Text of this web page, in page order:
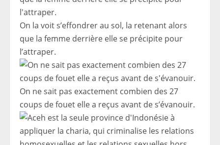
On la voit s’effondrer au sol, la retenant alors
que la femme derrière elle se précipite pour
l’attraper.
On ne sait pas exactement combien des 27
coups de fouet elle a reçus avant de s’évanouir.